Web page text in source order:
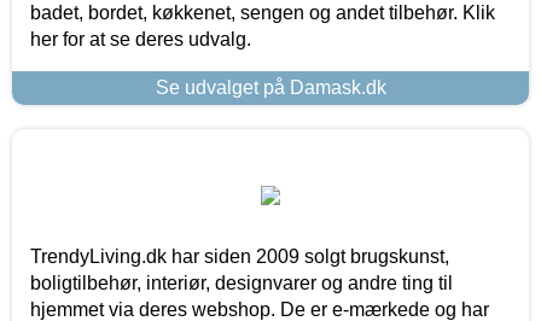
badet, bordet, køkkenet, sengen og andet tilbehør. Klik
her for at se deres udvalg.
Se udvalget på Damask.dk
TrendyLiving.dk har siden 2009 solgt brugskunst,
boligtilbehør, interiør, designvarer og andre ting til
hjemmet via deres webshop. De er e-mærkede og har